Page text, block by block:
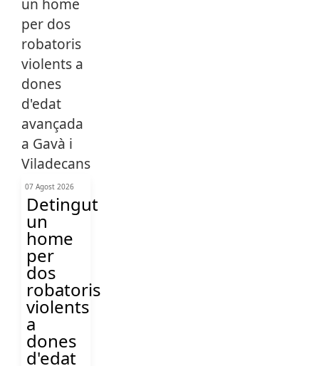
07 Agost 2026
Detingut
un
home
per
dos
robatoris
violents
a
dones
d'edat